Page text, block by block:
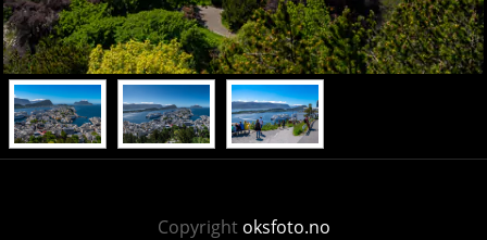
Copyright oksfoto.no